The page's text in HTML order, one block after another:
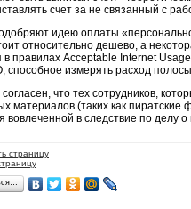
счет за не связанный с
идею оплаты
относительно дешево, а
в правилах Acceptable Internet
измерять расход
что тех сотрудников,
материалов (таких как
вовлеченной в следствие по
страницу